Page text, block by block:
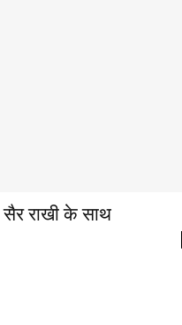
सैर राखी के साथ